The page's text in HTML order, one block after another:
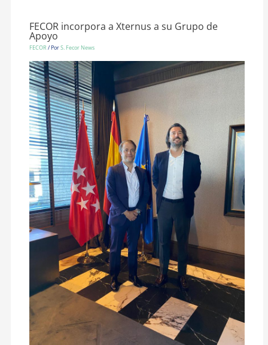
FECOR incorpora a Xternus a su Grupo de
Apoyo
FECOR / PorS. Fecor News